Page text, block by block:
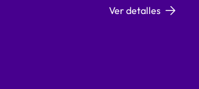
Ver detalles